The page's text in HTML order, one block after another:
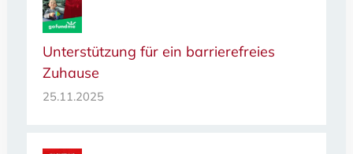
Unterstützung für ein barrierefreies
Zuhause
25.11.2025